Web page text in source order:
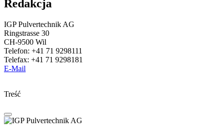
Redakcja
IGP Pulvertechnik AG
Ringstrasse 30
CH-9500 Wil
Telefon: +41 71 9298111
Telefax: +41 71 9298181
E-Mail
Treść